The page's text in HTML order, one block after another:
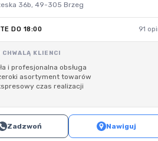
36b, 49-305 Brzeg
DO 18:00 91
CHWALĄ KLIENCI
i profesjonalna obsługa
asortyment towarów
czas realizacji
Zadzwoń Nawiguj